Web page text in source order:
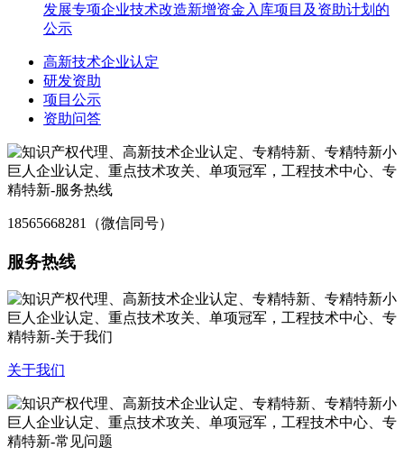
发展专项企业技术改造新增资金入库项目及资助计划的
公示
高新技术企业认定
研发资助
项目公示
资助问答
18565668281（微信同号）
服务热线
关于我们